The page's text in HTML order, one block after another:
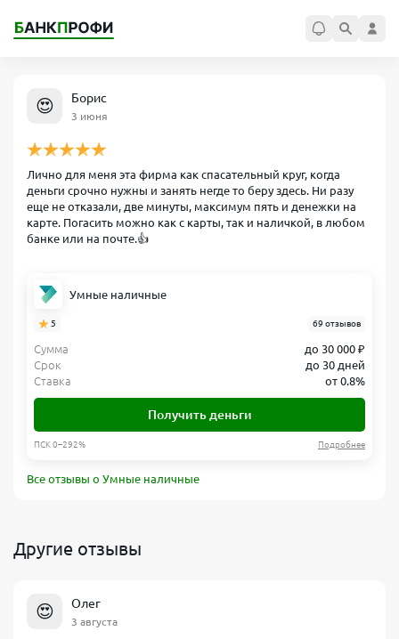
😍 Борис
3 июня
Лично для меня эта фирма как спасательный круг, когда
деньги срочно нужны и занять негде то беру здесь. Ни разу
еще не отказали, две минуты, максимум пять и денежки на
карте. Погасить можно как с карты, так и наличкой, в любом
банке или на почте.👍
Умные наличные
5 69 отзывов
Сумма
до 30 000 ₽
Срок
до 30 дней
Ставка
от 0.8%
Получить деньги
ПСК 0–292% Подробнее
Все отзывы о Умные наличные
Другие отзывы
😍 Олег
3 августа